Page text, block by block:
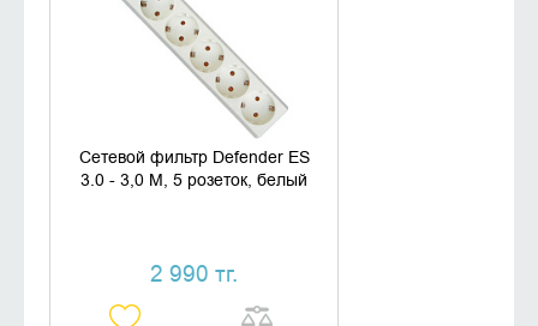
Сетевой фильтр Defender ES
3.0 - 3,0 М, 5 розеток, белый
2 990 тг.
КУПИТЬ В 1 КЛИК